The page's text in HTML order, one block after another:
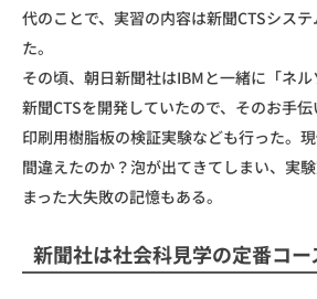
代のことで、実習の内容は新聞CTSシス
た。
その頃、朝日新聞社はIBMと一緒に「ネ
新聞CTSを開発していたので、そのお手
印刷用樹脂板の検証実験なども行った。
間違えたのか？泡が出てきてしまい、実
まった大失敗の記憶もある。
新聞社は社会科見学の定番コー